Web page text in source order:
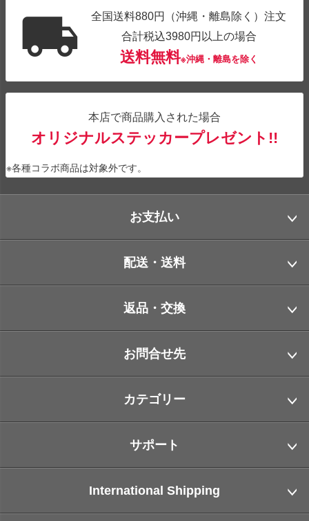
全国送料880円（沖縄・離島除く）注文
合計税込3980円以上の場合
送料無料※沖縄・離島を除く
本店で商品購入された場合
オリジナルステッカープレゼント!!
※各種コラボ商品は対象外です。
お支払い
配送・送料
返品・交換
お問合せ先
カテゴリー
サポート
International Shipping